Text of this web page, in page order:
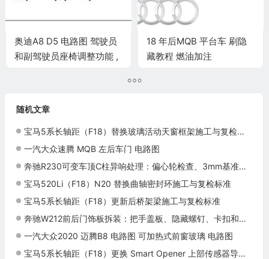
奥迪A8 D5 电路图 驾驶员
和副驾驶员座椅调整功能 ,
18 年后MQB 平台车 刷隐
藏教程 燃油加注
随机文章
宝马5系长轴距（F18）替换玻璃活动天窗框架施工与复检标准
一汽大众速腾 MQB 左后车门 电路图
奔驰R230可变车顶C柱异响处理：偏心轮检查、3mm基准与路试复核
宝马520Li（F18）N20 替换曲轴密封环施工与复检标准
宝马5系长轴距（F18）更新后桥架梁施工与复检标准
奔驰W212前后门饰板拆装：把手盖板、隐藏螺钉、卡扣和拉索连接
一汽大众2020 迈腾B8 电路图 可加热式前窗玻璃 电路图
宝马5系长轴距（F18）更换 Smart Opener 上部传感器导线施工与复检标准